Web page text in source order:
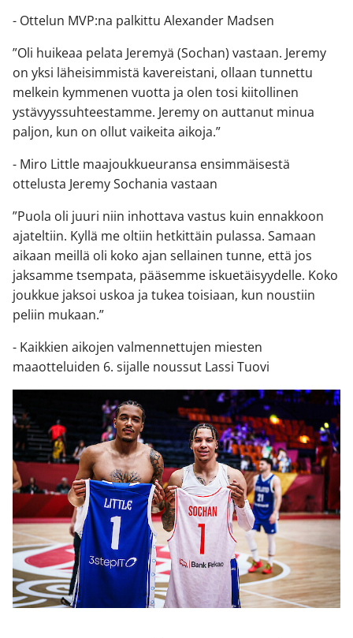
- Ottelun MVP:na palkittu Alexander Madsen
”Oli huikeaa pelata Jeremyä (Sochan) vastaan. Jeremy
on yksi läheisimmistä kavereistani, ollaan tunnettu
melkein kymmenen vuotta ja olen tosi kiitollinen
ystävyyssuhteestamme. Jeremy on auttanut minua
paljon, kun on ollut vaikeita aikoja.”
- Miro Little maajoukkueuransa ensimmäisestä
ottelusta Jeremy Sochania vastaan
”Puola oli juuri niin inhottava vastus kuin ennakkoon
ajateltiin. Kyllä me oltiin hetkittäin pulassa. Samaan
aikaan meillä oli koko ajan sellainen tunne, että jos
jaksamme tsempata, pääsemme iskuetäisyydelle. Koko
joukkue jaksoi uskoa ja tukea toisiaan, kun noustiin
peliin mukaan.”
- Kaikkien aikojen valmennettujen miesten
maaotteluiden 6. sijalle noussut Lassi Tuovi